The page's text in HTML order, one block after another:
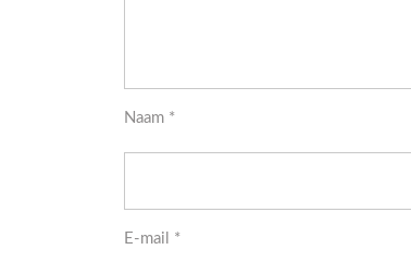
Naam *
E-mail *